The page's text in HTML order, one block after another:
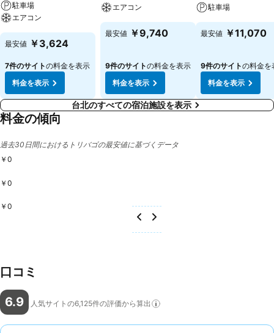
駐車場
エアコン
最安値 ￥3,624
7件のサイトの料金を表示
料金を表示
エアコン
最安値 ￥9,740
9件のサイトの料金を表示
料金を表示
駐車場
最安値 ￥11,070
9件のサイトの料金を
料金を表示
台北のすべての宿泊施設を表示
料金の傾向
過去30日間におけるトリバゴの最安値に基づくデータ
￥0
￥0
￥0
口コミ
6.9 人気サイトの6,125件の評価から算出